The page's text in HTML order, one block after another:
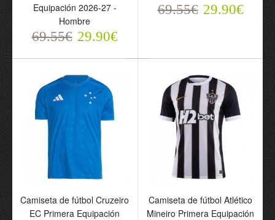
2026-27 - Hombre
69.55€
Equipación 2026-27 -
Equipación 2026-27 -
Hombre
69.55€ 29.90€
69.55€ 29.90€
Camiseta de fútbol Cruzeiro
EC Primera Equipación
Camiseta de fútbol Atlético
Mineiro Primera Equipación